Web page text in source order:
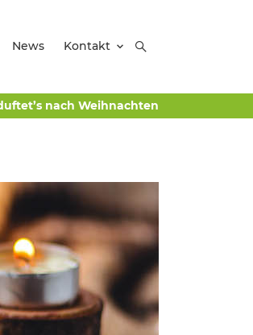
News Kontakt
nach Weihnachten